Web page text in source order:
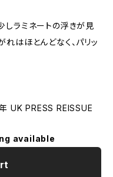
しラミネートの浮きが見
れはほとんどなく、パリッ
UK PRESS REISSUE
available